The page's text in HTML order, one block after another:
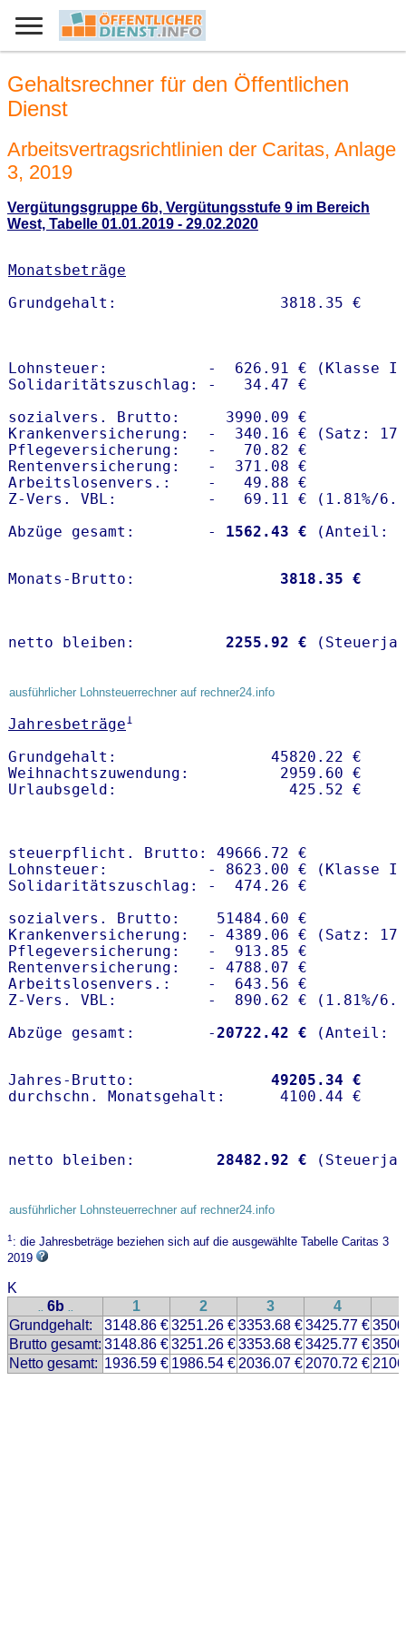
Gehaltsrechner für den Öffentlichen
Dienst
Arbeitsvertragsrichtlinien der Caritas, Anlage
3, 2019
Vergütungsgruppe 6b, Vergütungsstufe 9 im Bereich
West, Tabelle 01.01.2019 - 29.02.2020
Monatsbeträge
Lohnsteuer:           -  626.91 € (Klasse I)
Solidaritätszuschlag: -   34.47 €
sozialvers. Brutto:     3990.09 €
Krankenversicherung:  -  340.16 € (Satz:
Pflegeversicherung:   -   70.82 €
Rentenversicherung:   -  371.08 €
Arbeitslosenvers.:    -   49.88 €
Z-Vers. VBL:          -   69.11 € ( 1.81%/
Abzüge gesamt:        -
1562.43 €
Monats-Brutto: 3818.35 €
netto bleiben: 2255.92 €
ausführlicher Lohnsteuerrechner auf rechner24.info
Jahresbeträge1
Grundgehalt:                 45820.22 €
Weihnachtszuwendung:          2959.60 €
steuerpflicht. Brutto: 49666.72 €
Lohnsteuer:           - 8623.00 € (Klasse I)
Solidaritätszuschlag: -  474.26 €
sozialvers. Brutto:    51484.60 €
Krankenversicherung:  - 4389.06 € (Satz:
Pflegeversicherung:   -  913.85 €
Rentenversicherung:   - 4788.07 €
Arbeitslosenvers.:    -  643.56 €
Z-Vers. VBL:          -  890.62 € ( 1.81%/
Abzüge gesamt:        -20722.42 €
Jahres-Brutto: 49205.34 €
netto bleiben: 28482.92 €
ausführlicher Lohnsteuerrechner auf rechner24.info
1: die Jahresbeträge beziehen sich auf die ausgewählte Tabelle Caritas 3
2019
K
.. 6b .. 1 2 3 4
Grundgehalt:
3148.86 €3251.26 €3353.68 €3425.77 €
Brutto gesamt: 3148.86 €3251.26 €3353.68 €3425.77 €
Netto gesamt: 1936.59 € 1986.54 € 2036.07 € 2070.72 €